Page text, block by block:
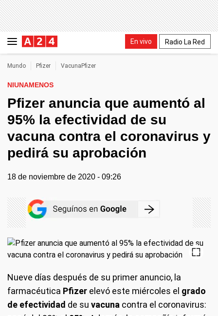
En vivo Radio La Red
Mundo Pfizer VacunaPfizer
NIUNAMENOS
Pfizer anuncia que aumentó al
95% la efectividad de su
vacuna contra el coronavirus y
pedirá su aprobación
18 de noviembre de 2020 - 09:26
Nueve días después de su primer anuncio, la
farmacéutica Pfizer elevó este miércoles el grado
de efectividad de su vacuna contra el coronavirus: